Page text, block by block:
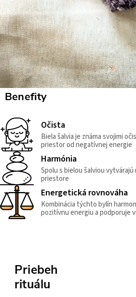
Benefity
Očista
Biela šalvia je známa svojimi
priestor od negatívnej energie
Harmónia
Spolu s bielou šalviou
priestore
Energetická rovnováha
Kombinácia týchto bylín
pozitívnu energiu a podporuje
Priebeh
rituálu